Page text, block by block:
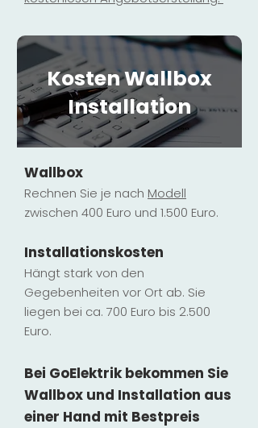
Kosten Wallbox
Installation
Wallbox
Rechnen Sie je nach Modell
zwischen 400 Euro und 1.500 Euro.
Installationskosten
Hängt stark von den
Gegebenheiten vor Ort ab. Sie
liegen bei ca. 700 Euro bis 2.500
Euro.
Bei GoElektrik bekommen Sie
Wallbox und Installation aus
einer Hand mit Bestpreis